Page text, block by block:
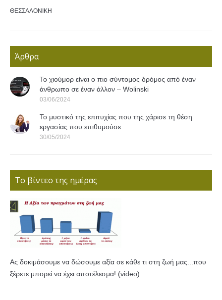
ΘΕΣΣΑΛΟΝΙΚΗ
Άρθρα
Το χιούμορ είναι ο πιο σύντομος δρόμος από έναν
άνθρωπο σε έναν άλλον – Wolinski
03/06/2024
Το μυστικό της επιτυχίας που της χάρισε τη θέση
εργασίας που επιθυμούσε
30/05/2024
Το βίντεο της ημέρας
Ας δοκιμάσουμε να δώσουμε αξία σε κάθε τι στη ζωή μας...που
ξέρετε μπορεί να έχει αποτέλεσμα! (video)